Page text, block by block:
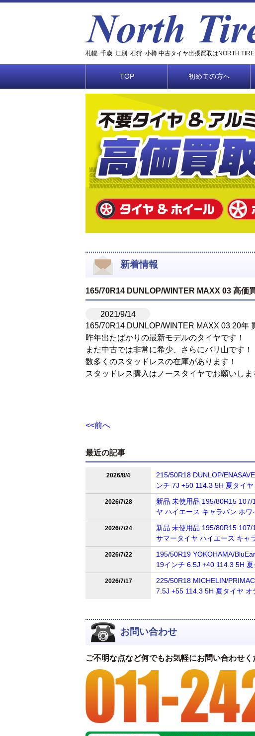
札幌･千歳･江別･石狩･小樽 中古タイヤ出張買取はNORTH TIRE
TOP 初めての方へ
新着情報
165/70R14 DUNLOP/WINTER MAXX 03 高価
2021/9/14
165/70R14 DUNLOP/WINTER MAXX 03 20年
昨年出たばかりの最新モデルのタイヤです！
まだ中古では非常に希少、さらにバリ山です！
数多くのスタッドレスの在庫があります！
スタッドレス購入はノースタイヤでお願いしま
<<前へ
最近の記事
2026/8/4
215/50R18 DUNLOP/
ンチ 7J +50 114.3 5H 夏タイ
2026/7/28
新品 未使用品 195/80R15
ヤ ハイエース キャラバン ホ
2026/7/24
新品 未使用品 195/80R15
サマータイヤ ハイエース キャ
2026/7/22
195/50R19 YOKOHAMA/
19インチ 6.5J +40 114.3 5H
2026/7/17
225/50R18 MICHELIN/
7.5J +55 114.3 5H 夏タイヤ オ
お問い合わせ
ご不明な点など何でもお気軽にお問い合わせく